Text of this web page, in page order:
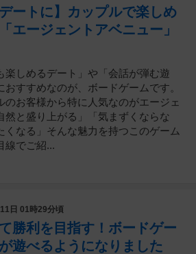
ートに】カップルで楽しめ
エージェントアベニュー」
楽しめるデート」や「会話が弾む遊
すすめなのが、ボードゲームです。
のお客様から特に人気なのがエージェ
然と盛り上がる」「気まずくならな
くなる」そんな魅力を持つこのゲーム
線でご紹...
日 01時29分頃
勝利を目指す！ボードゲー
遊べるようになりました